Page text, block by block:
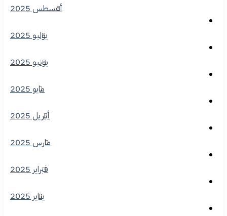
أغسطس 2025
يوليو 2025
يونيو 2025
مايو 2025
أبريل 2025
مارس 2025
فبراير 2025
يناير 2025